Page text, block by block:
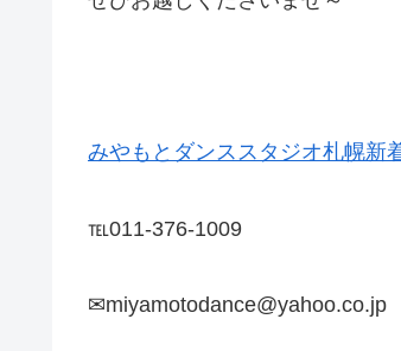
みやもとダンススタジオ札幌新
℡011-376-1009
✉miyamotodance@yahoo.co.jp